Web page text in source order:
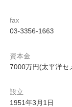
fax
03-3356-1663
資本金
7000万円(太平洋セ
設立
1951年3月1日